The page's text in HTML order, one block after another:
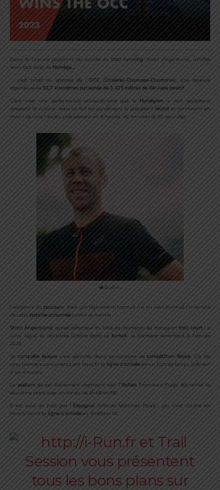
Dans le tumulte palpitant du monde du trail running, Stian Angermund, athlète
venu tout droit de Norvège…
… s’est hissé au sommet de l’OCC (Orsières-Champex-Chamonix), une épreuve
légendaire de 53,7 kilomètres parsemée de 3 425 mètres de dénivelé positif.
C’est avec une performance extraordinaire que le Norvégien
a non seulement
remporté la victoire, mais l’a fait en pulvérisant le précédent record en terminant en
moins de cinq heures, précisément en 4 heures, 42 minutes et 40 secondes.
@_albin_
L’exigence du parcours , bien que légèrement tronqué n’a en rien diminué l’intensité
de cette bataille acharnée contre la montre.
Stian Angermund
, actuel détenteur du titre de champion du monde entrail court… a
ainsi signé sa deuxième victoire dans ce format, la première remontant à l’année
2019.
Sa conquête épiques’est déroulée dans un contexte decompétition féroce. Où les
cinq premiers concurrents ont franchi la ligne d’arrivée en un laps de temps inférieur
à six minutes.
Le podium de cet événement captivant voit l’Italien Francesco Puppi décrocher la
deuxième place avec un temps de 4h44min58.
Il est suivi de près par l’Espagnol Antonio Martinez Perez… qui s’est illustré en
franchissant la ligne d’arrivée en 4h45min19.